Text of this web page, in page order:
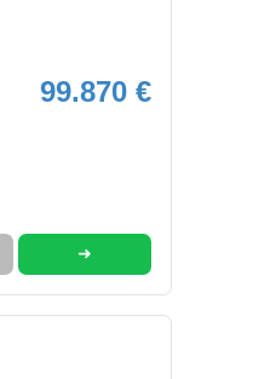
99.870 €
➜